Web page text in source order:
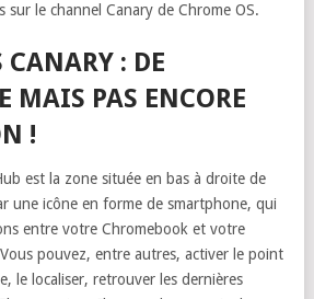
sur le channel Canary de Chrome OS.
CANARY : DE
MAIS PAS ENCORE
!
est la zone située en bas à droite de
une icône en forme de smartphone, qui
entre votre Chromebook et votre
pouvez, entre autres, activer le point
le localiser, retrouver les dernières